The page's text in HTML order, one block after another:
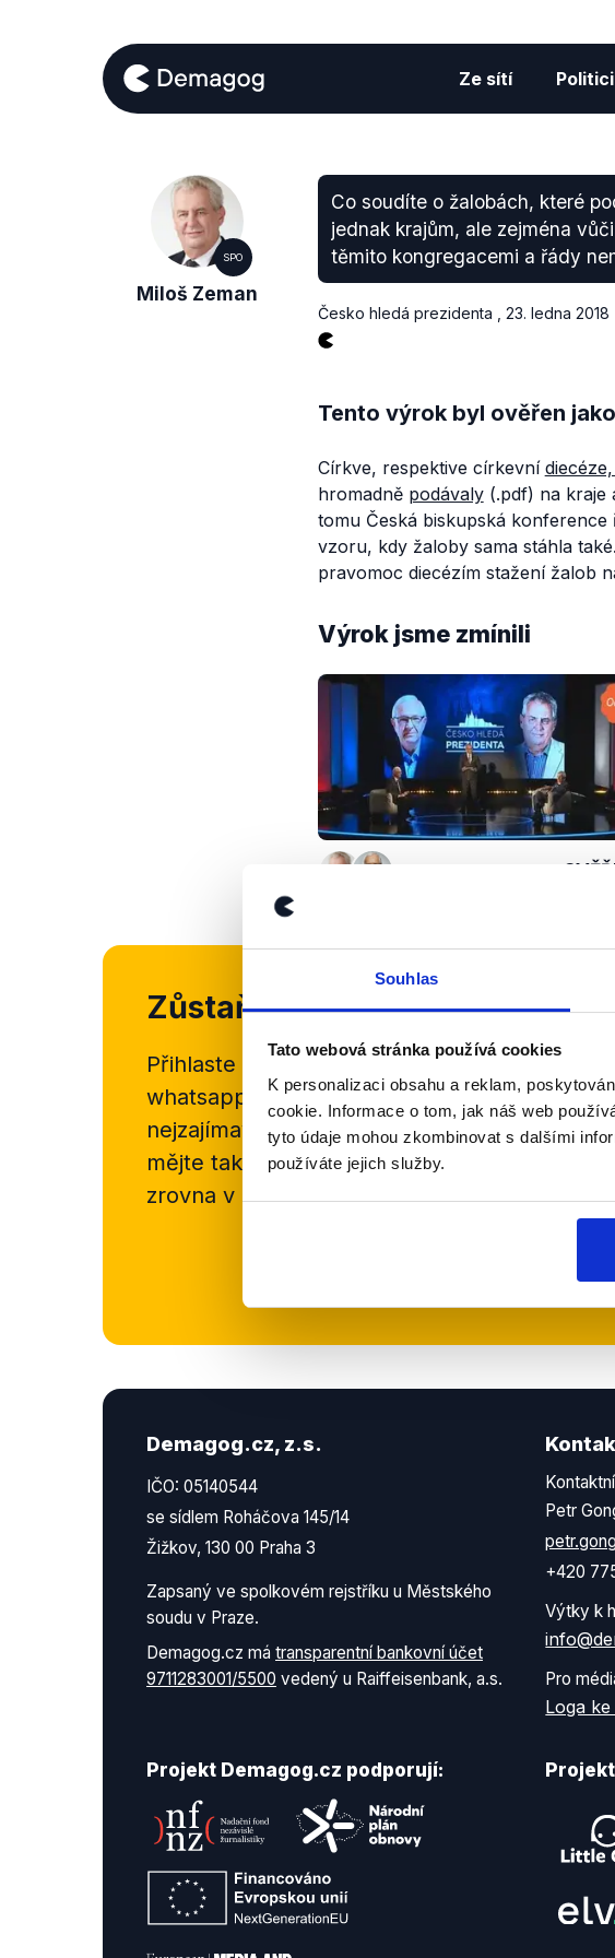
Souhlas
Tato webová stránka používá cookies
K personalizaci obsahu a reklam,
cookie. Informace o tom, jak náš web
tyto údaje mohou zkombinovat s dalšími
používáte jejich služby.
Ze sítí Politici
SPO
Miloš Zeman
Co soudíte o žalobách, které
jednak krajům, ale zejména
těmito kongregacemi a řády
Česko hledá prezidenta 23. ledna 2018
Tento výrok byl ověřen jako
Církve, respektive církevní
hromadně podávaly(.pdf) na kraje
tomu Česká biskupská
vzoru, kdy žaloby sama stáhla také.
pravomoc diecézím stažení žalob
Výrok jsme zmínili
Zůstaňme v kontaktu
Přihlaste se k odběru našehonewsletteru
whatsappového kanálu, kde pravidelně
nejzajímavějších článků a analýz. Začněte
mějte tak přehled o tom, jaké dezinformace a
zrovna v Česku šíří.
Demagog.cz, z.s.
IČO: 05140544
se sídlem Roháčova 145/14
Žižkov, 130 00 Praha 3
Zapsaný ve spolkovém rejstříku u Městského
soudu v Praze.
Demagog.cz má transparentní bankovní účet
9711283001/5500 vedený u Raiffeisenbank, a.s.
Petr
+420
Výtky k
Pro
Loga
Projekt Demagog.cz podporují: